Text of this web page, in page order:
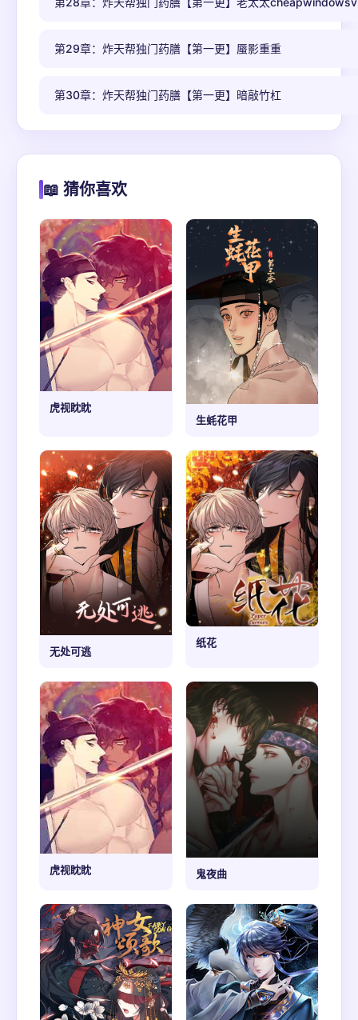
第29章：炸天帮独门药膳【第一更】蜃影重重
第30章：炸天帮独门药膳【第一更】暗敲竹杠
📖 猜你喜欢
虎视眈眈
生蚝花甲
无处可逃
纸花
虎视眈眈 鬼夜曲